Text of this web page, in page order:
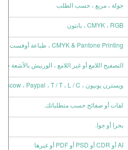
جولة ، مربع ، حسب الطلب
CMYK ، RGB ، بانتون
CMYK & Pantone Printing ، طباعة أوفست ، ختم ساخن ، طباعة الشاشة
التصفيح اللامع أو غير اللامع ، الورنيش
ويسترن يونيون ، Escow ، Paypal ، T / T ، L / C ، إلخ.
لفات أو صفائح حسب متطلباتك.
بحرا أو جوا.
AI أو CDR أو PSD أو PDF أو غيرها